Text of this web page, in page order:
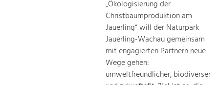
Steigerung regionaler Wertschöpfung
„Ökologisierung der
Christbaumproduktion am
Jauerling“ will der Naturpark
Jauerling-Wachau gemeinsam
mit engagierten Partnern neue
Wege gehen:
umweltfreundlicher, biodiverser